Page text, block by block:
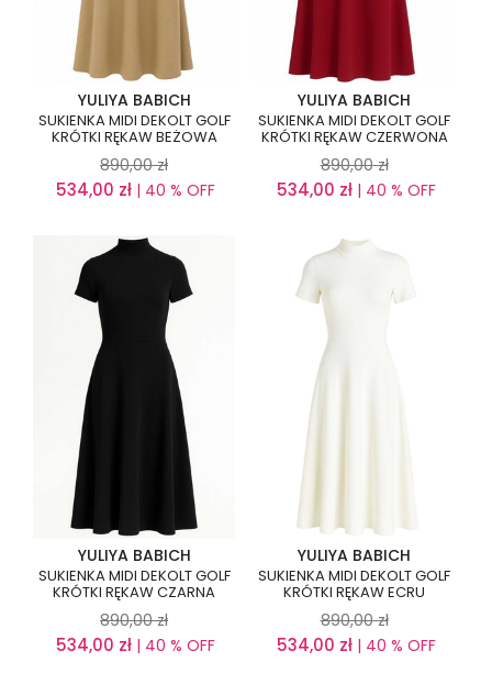
YULIYA BABICH
SUKIENKA MIDI DEKOLT GOLF
KRÓTKI RĘKAW BEŻOWA
890,00 zł
534,00 zł | 40 % OFF
YULIYA BABICH
SUKIENKA MIDI DEKOLT GOLF
KRÓTKI RĘKAW CZERWONA
890,00 zł
534,00 zł| 40 % OFF
YULIYA BABICH
SUKIENKA MIDI DEKOLT GOLF
KRÓTKI RĘKAW CZARNA
890,00 zł
534,00 zł | 40 % OFF
YULIYA BABICH
SUKIENKA MIDI DEKOLT GOLF
KRÓTKI RĘKAW ECRU
890,00 zł
534,00 zł| 40 % OFF